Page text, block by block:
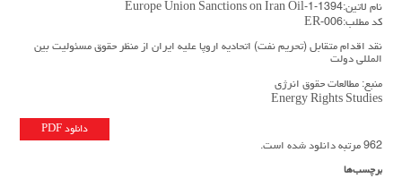
نام لاتین:1394-1-Europe Union Sanctions on Iran Oil
کد مطلب:ER-006
نقد اقدام متقابل (تحريم نفت) اتحاديه اروپا عليه ايران از منظر حقوق مسئوليت بين
المللي دولت
منبع: مطالعات حقوق انرژي
Energy Rights Studies
دانلود PDF
962 مرتبه دانلود شده است.
برچسب‌ها